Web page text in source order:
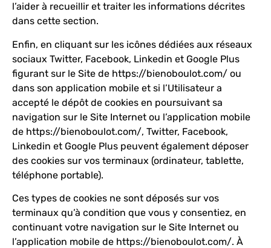
l’aider à recueillir et traiter les informations décrites
dans cette section.
Enfin, en cliquant sur les icônes dédiées aux réseaux
sociaux Twitter, Facebook, Linkedin et Google Plus
figurant sur le Site de https://bienoboulot.com/ ou
dans son application mobile et si l’Utilisateur a
accepté le dépôt de cookies en poursuivant sa
navigation sur le Site Internet ou l’application mobile
de https://bienoboulot.com/, Twitter, Facebook,
Linkedin et Google Plus peuvent également déposer
des cookies sur vos terminaux (ordinateur, tablette,
téléphone portable).
Ces types de cookies ne sont déposés sur vos
terminaux qu’à condition que vous y consentiez, en
continuant votre navigation sur le Site Internet ou
l’application mobile de https://bienoboulot.com/. À